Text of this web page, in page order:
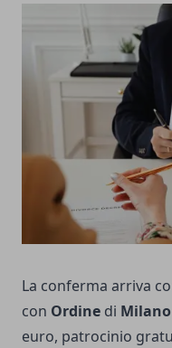
La conferma arriva
con Ordine di Milano
euro, patrocinio